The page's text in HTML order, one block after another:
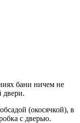
бани ничем не
двери.
(окосячкой), в
с дверью.